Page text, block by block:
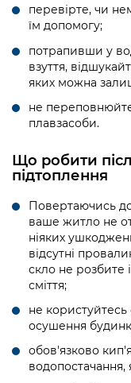
перевірте, чи
їм допомогу;
потрапивши у
взуття,
яких можна
не
плавзасоби.
Що робити
підтоплення
Повертаючись
ваше житло не
ніяких
відсутні
скло не розбите
сміття;
не
осушення
обов'язково
водопостачання,